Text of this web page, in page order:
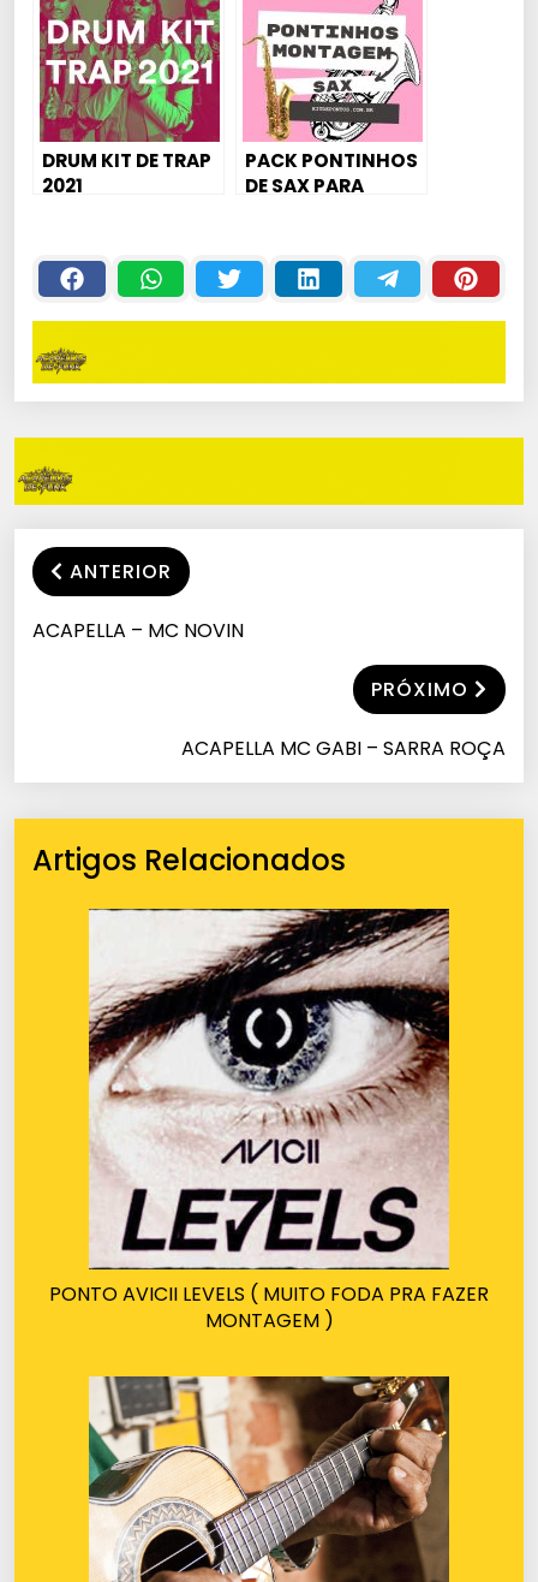
DRUM KIT DE TRAP
2021
PACK PONTINHOS
DE SAX PARA
ANTERIOR
ACAPELLA – MC NOVIN
PRÓXIMO
ACAPELLA MC GABI – SARRA ROÇA
Artigos Relacionados
PONTO AVICII LEVELS ( MUITO FODA PRA FAZER
MONTAGEM )